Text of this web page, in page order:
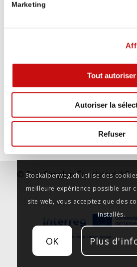
Marketing
Tout autoriser
Autoriser la
Refuser
Puh die erste Etappe von Brig
Umweg wegen
geschafft 😁, und
Wir freuen ins auf das was
© Brig Simplon Tourismus AG
Stockalperweg.ch utilise des
meilleure expérience possible sur
site web, vous acceptez que des
installés.
OK Plus